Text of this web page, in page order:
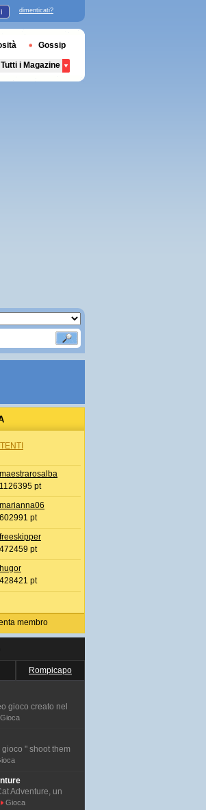
maestrarosalba
1126395 pt
marianna06
602991 pt
freeskipper
472459 pt
hugor
428421 pt
membro
Rompicapo
gioco creato nel
Gioca
" shoot them
Adventure, un
Gioca
dimenticati?
Gossip
Tutti i Magazine